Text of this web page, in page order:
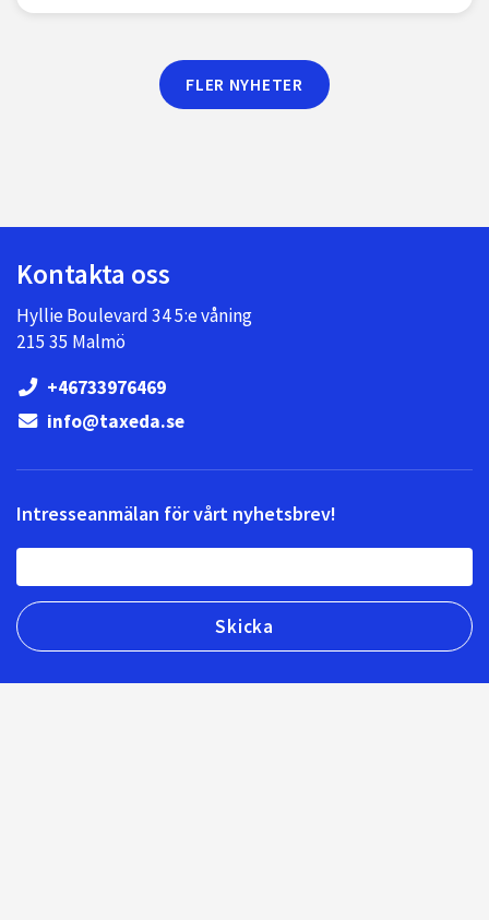
FLER NYHETER
Kontakta oss
Hyllie Boulevard 34 5:e våning
215 35 Malmö
+46733976469
info@taxeda.se
Intresseanmälan för vårt nyhetsbrev!